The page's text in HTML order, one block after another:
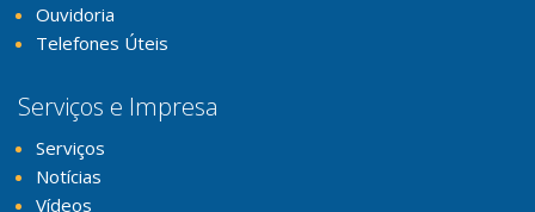
Ouvidoria
Telefones Úteis
Serviços e Impresa
Serviços
Notícias
Vídeos